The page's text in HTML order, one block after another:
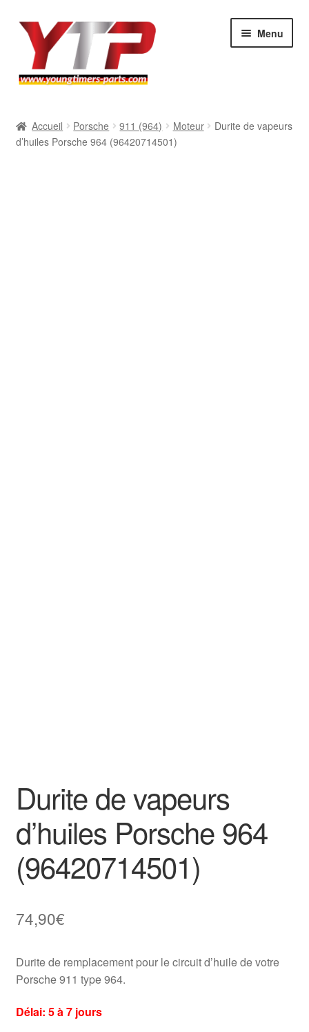
Aller
navigation
Aller
contenu
Menu
BMW
Accueil Porsche 911 (964) Moteur
Durite de vapeurs
d’huiles Porsche 964 (96420714501)
Durite de vapeurs
d’huiles Porsche 964
(96420714501)
74,90€
Durite de remplacement pour le circuit d’huile de votre
Porsche 911 type 964.
Délai: 5 à 7 jours